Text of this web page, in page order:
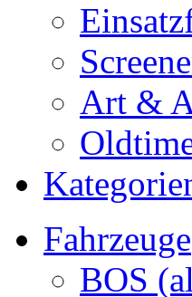
Art &
Fahrzeuge
BOS